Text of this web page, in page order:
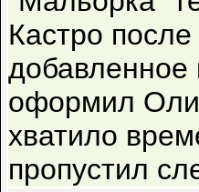
Кастро
добавленное
оформил
хватило
пропустил